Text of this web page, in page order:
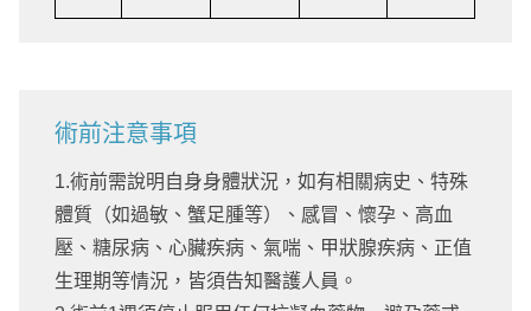
術前注意事項
1.術前需說明自身身體狀況，如有相關病史、特殊
體質（如過敏、蟹足腫等）、感冒、懷孕、高血
壓、糖尿病、心臟疾病、氣喘、甲狀腺疾病、正值
生理期等情況，皆須告知醫護人員。